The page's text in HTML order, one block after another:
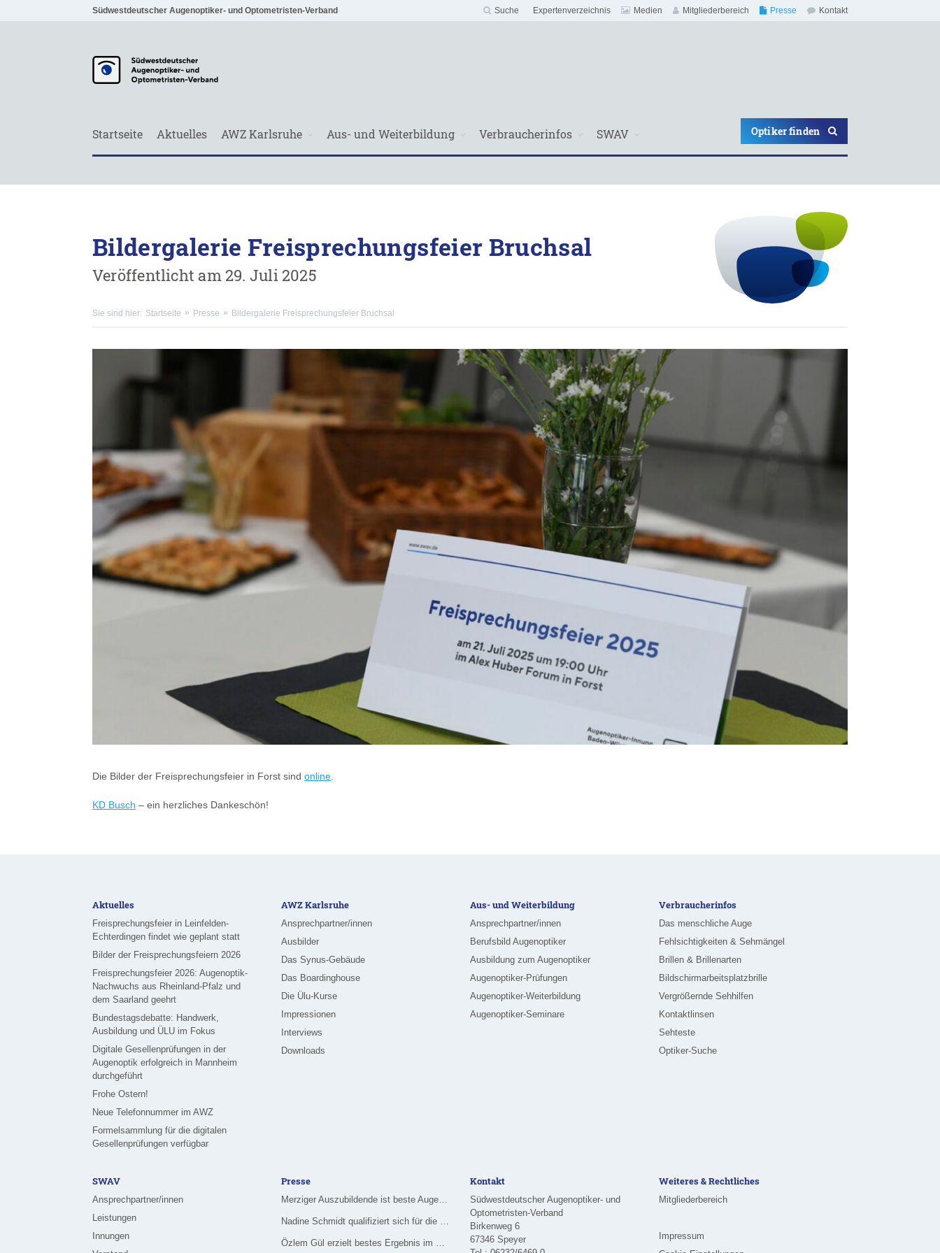
Südwestdeutscher Augenoptiker- und Optometristen-Verband Kontakt
Presse
Mitgliederbereich
Medien
Expertenverzeichnis
Suche
Startseite Aktuelles AWZ Karlsruhe Aus- und Weiterbildung Verbraucherinfos SWAV Optiker finden
Bildergalerie Freisprechungsfeier Bruchsal
Veröffentlicht am 29. Juli 2025
Sie sind hier: Startseite Presse Bildergalerie Freisprechungsfeier Bruchsal
Die Bilder der Freisprechungsfeier in Forst sind online.
KD Busch – ein herzliches Dankeschön!
Aktuelles
Freisprechungsfeier in Leinfelden-
Echterdingen findet wie geplant statt
Bilder der Freisprechungsfeiern 2026
Freisprechungsfeier 2026: Augenoptik-
Nachwuchs aus Rheinland-Pfalz und
dem Saarland geehrt
Bundestagsdebatte: Handwerk,
Ausbildung und ÜLU im Fokus
Digitale Gesellenprüfungen in der
Augenoptik erfolgreich in Mannheim
durchgeführt
Frohe Ostern!
Neue Telefonnummer im AWZ
Formelsammlung für die digitalen
Gesellenprüfungen verfügbar
AWZ Karlsruhe
Ansprechpartner/innen
Ausbilder
Das Synus-Gebäude
Das Boardinghouse
Die Ülu-Kurse
Impressionen
Interviews
Downloads
Aus- und Weiterbildung
Ansprechpartner/innen
Berufsbild Augenoptiker
Ausbildung zum Augenoptiker
Augenoptiker-Prüfungen
Augenoptiker-Weiterbildung
Augenoptiker-Seminare
Verbraucherinfos
Das menschliche Auge
Fehlsichtigkeiten & Sehmängel
Brillen & Brillenarten
Bildschirmarbeitsplatzbrille
Vergrößernde Sehhilfen
Kontaktlinsen
Sehteste
Optiker-Suche
SWAV
Ansprechpartner/innen
Leistungen
Innungen
Presse
Merziger Auszubildende ist beste Augenoptikerin im Saarland
Nadine Schmidt qualifiziert sich für die Deutsche Meisterschaft im Handwerk
Özlem Gül erzielt bestes Ergebnis im Rhein-Main-Gebiet
Kontakt
Südwestdeutscher Augenoptiker- und
Optometristen-Verband
Birkenweg 6
67346 Speyer
Weiteres & Rechtliches
Mitgliederbereich
Impressum